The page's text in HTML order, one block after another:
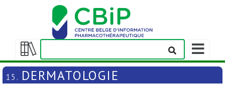
Afficher/masquer
la
table
Afficher/
la
barre
navigation
15. DERMATOLOGIE